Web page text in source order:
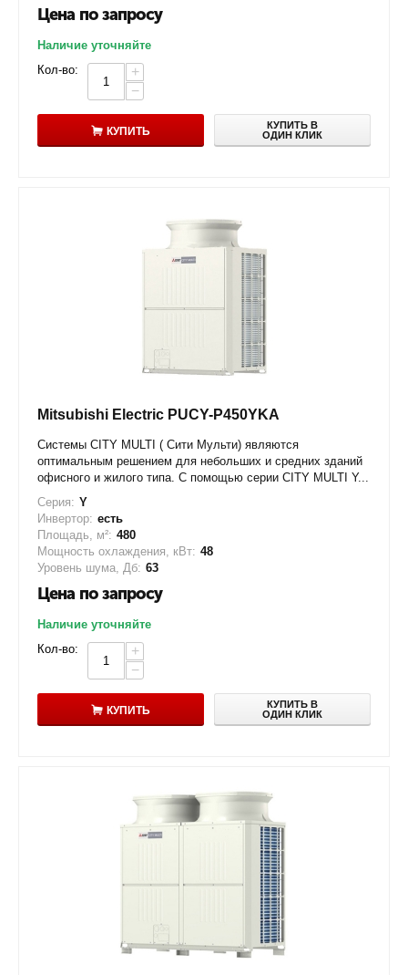
Цена по запросу
Наличие уточняйте
Кол-во:
+
−
КУПИТЬ
КУПИТЬ В
ОДИН КЛИК
Mitsubishi Electric PUCY-P450YKA
Системы CITY MULTI ( Сити Мульти) являются
оптимальным решением для небольших и средних зданий
офисного и жилого типа. С помощью серии CITY MULTI Y...
Серия: Y
Инвертор: есть
Площадь, м²: 480
Мощность охлаждения, кВт: 48
Уровень шума, Дб: 63
Цена по запросу
Наличие уточняйте
Кол-во:
+
−
КУПИТЬ
КУПИТЬ В
ОДИН КЛИК